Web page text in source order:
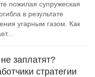
пожилая супружеская
в результате
угарным газом. Как
заплатят?
стратегии